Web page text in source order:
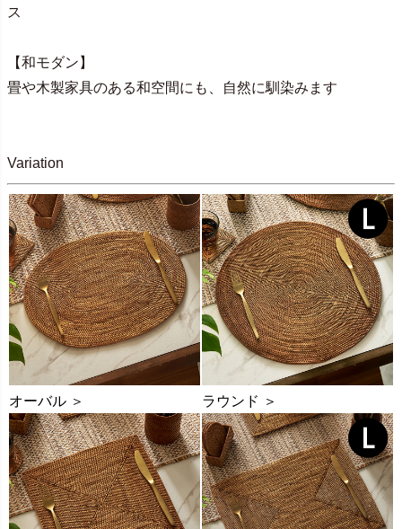
ス
【和モダン】
畳や木製家具のある和空間にも、自然に馴染みます
Variation
オーバル ＞ ラウンド ＞